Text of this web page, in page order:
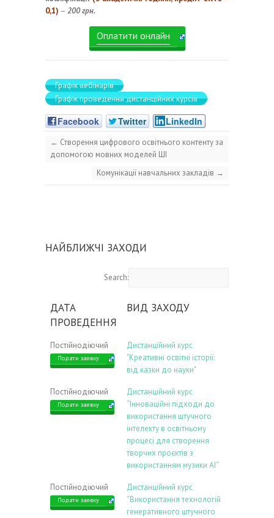
0,1) – 200 грн.
Оплатити онлайн
Графік вебінарів
Графік проведення дистанційних курсів
Facebook Twitter LinkedIn
← Створення цифрового освітнього контенту за
допомогою мовних моделей ШІ
Комунікації навчальних закладів →
НАЙБЛИЖЧІ ЗАХОДИ
Search:
ДАТА
ПРОВЕДЕННЯ
ВИД ЗАХОДУ
Постійнодіючий
Подати заявку
Дистанційний курс
"Креативні освітні історії:
від казки до науки"
Постійнодіючий
Подати заявку
Дистанційний курс
“Інноваційні підходи до
використання штучного
інтелекту в освітньому
процесі для створення
творчих проєктів з
використанням музики АІ”
Постійнодіючий
Подати заявку
Дистанційний курс
“Використання технологій
генеративного штучного